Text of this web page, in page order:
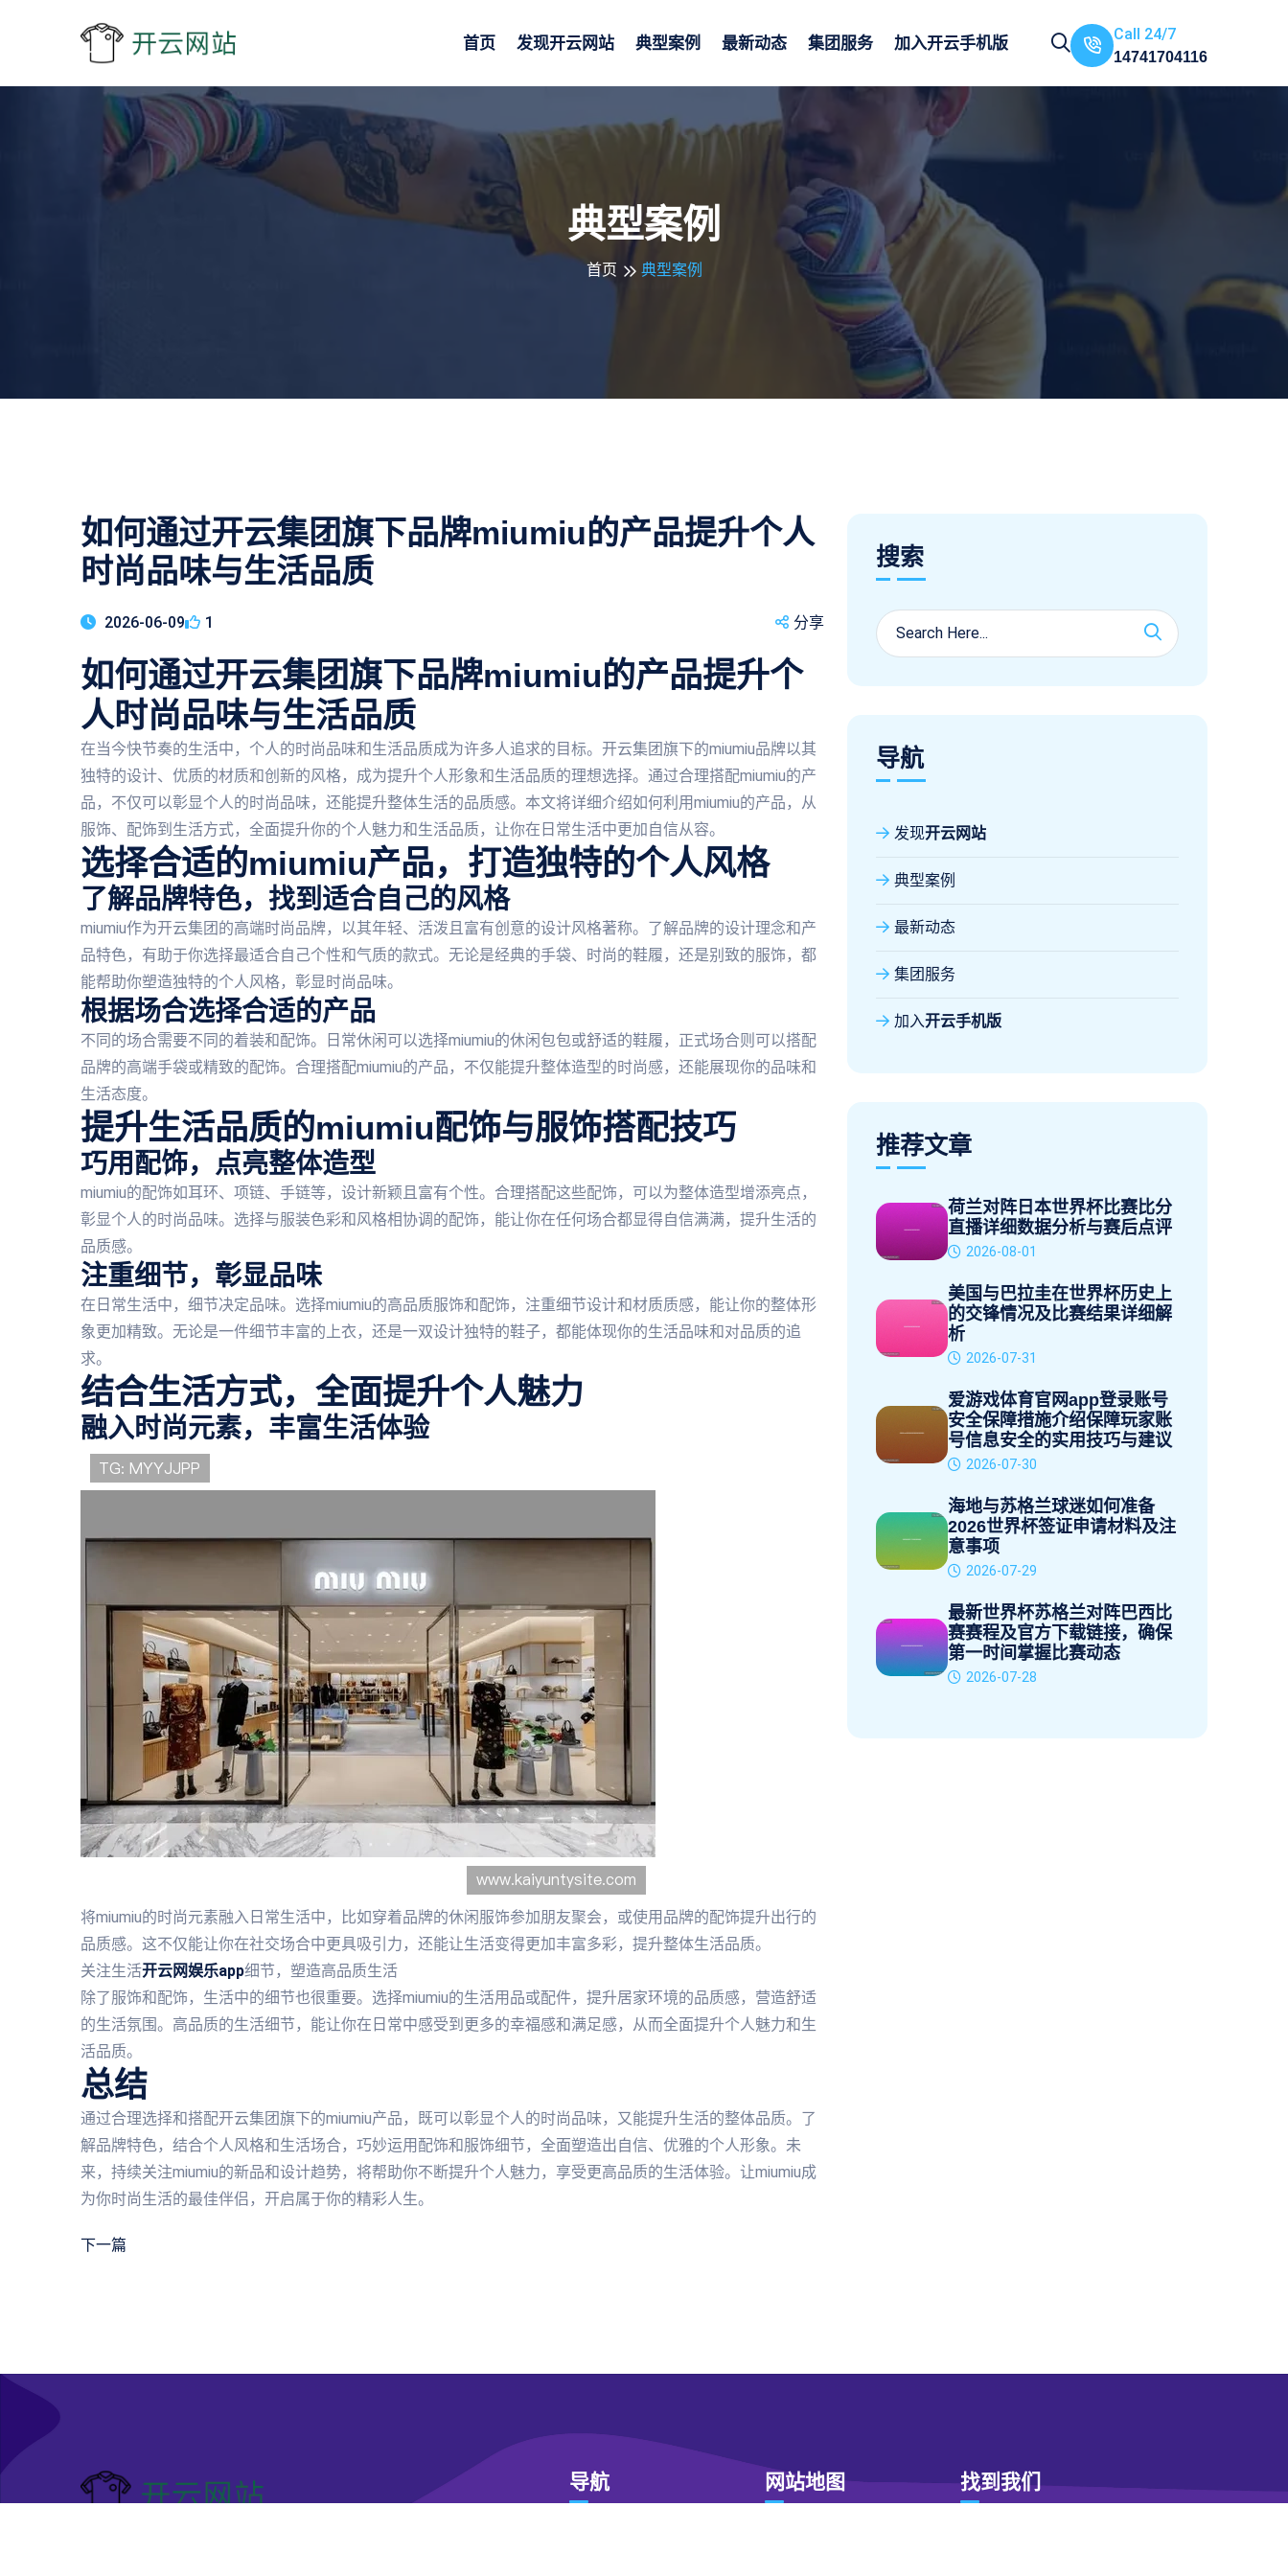
首页 发现开云网站 典型案例 最新动态 集团服务 加入开云手机版 Call 24/7
14741704116
典型案例
首页 典型案例
如何通过开云集团旗下品牌miumiu的产品提升个人
时尚品味与生活品质
2026-06-09 1 分享
如何通过开云集团旗下品牌miumiu的产品提升个
人时尚品味与生活品质
在当今快节奏的生活中，个人的时尚品味和生活品质成为许多人追求的目标。开云集团旗下的miumiu品牌以其
独特的设计、优质的材质和创新的风格，成为提升个人形象和生活品质的理想选择。通过合理搭配miumiu的产
品，不仅可以彰显个人的时尚品味，还能提升整体生活的品质感。本文将详细介绍如何利用miumiu的产品，从
服饰、配饰到生活方式，全面提升你的个人魅力和生活品质，让你在日常生活中更加自信从容。
选择合适的miumiu产品，打造独特的个人风格
了解品牌特色，找到适合自己的风格
miumiu作为开云集团的高端时尚品牌，以其年轻、活泼且富有创意的设计风格著称。了解品牌的设计理念和产
品特色，有助于你选择最适合自己个性和气质的款式。无论是经典的手袋、时尚的鞋履，还是别致的服饰，都
能帮助你塑造独特的个人风格，彰显时尚品味。
根据场合选择合适的产品
不同的场合需要不同的着装和配饰。日常休闲可以选择miumiu的休闲包包或舒适的鞋履，正式场合则可以搭配
品牌的高端手袋或精致的配饰。合理搭配miumiu的产品，不仅能提升整体造型的时尚感，还能展现你的品味和
生活态度。
提升生活品质的miumiu配饰与服饰搭配技巧
巧用配饰，点亮整体造型
miumiu的配饰如耳环、项链、手链等，设计新颖且富有个性。合理搭配这些配饰，可以为整体造型增添亮点，
彰显个人的时尚品味。选择与服装色彩和风格相协调的配饰，能让你在任何场合都显得自信满满，提升生活的
品质感。
注重细节，彰显品味
在日常生活中，细节决定品味。选择miumiu的高品质服饰和配饰，注重细节设计和材质质感，能让你的整体形
象更加精致。无论是一件细节丰富的上衣，还是一双设计独特的鞋子，都能体现你的生活品味和对品质的追
求。
结合生活方式，全面提升个人魅力
融入时尚元素，丰富生活体验
将miumiu的时尚元素融入日常生活中，比如穿着品牌的休闲服饰参加朋友聚会，或使用品牌的配饰提升出行的
品质感。这不仅能让你在社交场合中更具吸引力，还能让生活变得更加丰富多彩，提升整体生活品质。
关注生活开云网娱乐app细节，塑造高品质生活
除了服饰和配饰，生活中的细节也很重要。选择miumiu的生活用品或配件，提升居家环境的品质感，营造舒适
的生活氛围。高品质的生活细节，能让你在日常中感受到更多的幸福感和满足感，从而全面提升个人魅力和生
活品质。
总结
通过合理选择和搭配开云集团旗下的miumiu产品，既可以彰显个人的时尚品味，又能提升生活的整体品质。了
解品牌特色，结合个人风格和生活场合，巧妙运用配饰和服饰细节，全面塑造出自信、优雅的个人形象。未
来，持续关注miumiu的新品和设计趋势，将帮助你不断提升个人魅力，享受更高品质的生活体验。让miumiu成
为你时尚生活的最佳伴侣，开启属于你的精彩人生。
下一篇
搜索
导航
发现开云网站
典型案例
最新动态
集团服务
加入开云手机版
推荐文章
荷兰对阵日本世界杯比赛比分
直播详细数据分析与赛后点评
2026-08-01
美国与巴拉圭在世界杯历史上
的交锋情况及比赛结果详细解
析
2026-07-31
爱游戏体育官网app登录账号
安全保障措施介绍保障玩家账
号信息安全的实用技巧与建议
2026-07-30
海地与苏格兰球迷如何准备
2026世界杯签证申请材料及注
意事项
2026-07-29
最新世界杯苏格兰对阵巴西比
赛赛程及官方下载链接，确保
第一时间掌握比赛动态
2026-07-28
导航 网站地图 找到我们